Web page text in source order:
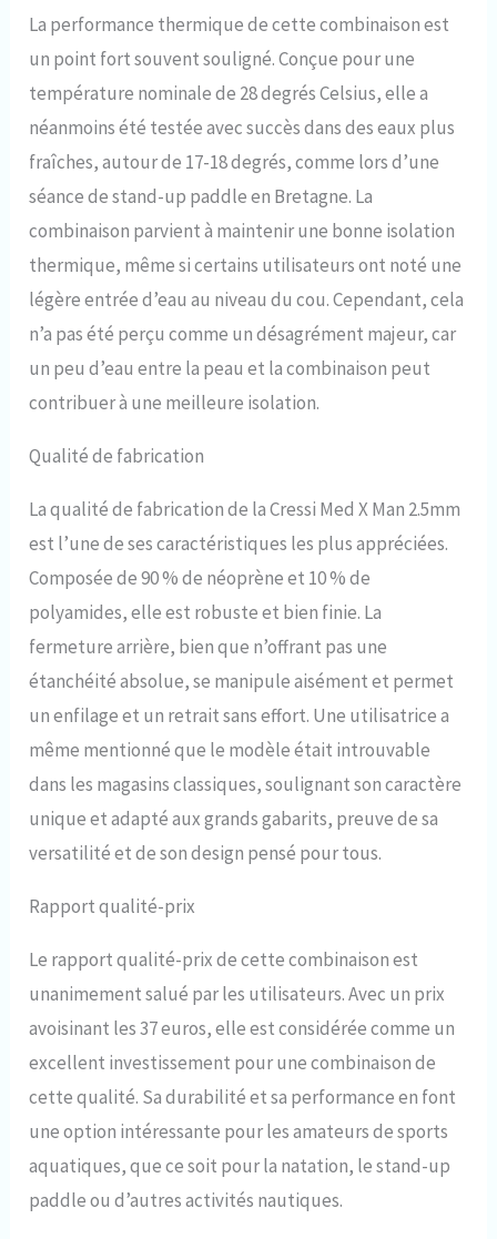
La performance thermique de cette combinaison est
un point fort souvent souligné. Conçue pour une
température nominale de 28 degrés Celsius, elle a
néanmoins été testée avec succès dans des eaux plus
fraîches, autour de 17-18 degrés, comme lors d’une
séance de stand-up paddle en Bretagne. La
combinaison parvient à maintenir une bonne isolation
thermique, même si certains utilisateurs ont noté une
légère entrée d’eau au niveau du cou. Cependant, cela
n’a pas été perçu comme un désagrément majeur, car
un peu d’eau entre la peau et la combinaison peut
contribuer à une meilleure isolation.
Qualité de fabrication
La qualité de fabrication de la Cressi Med X Man 2.5mm
est l’une de ses caractéristiques les plus appréciées.
Composée de 90 % de néoprène et 10 % de
polyamides, elle est robuste et bien finie. La
fermeture arrière, bien que n’offrant pas une
étanchéité absolue, se manipule aisément et permet
un enfilage et un retrait sans effort. Une utilisatrice a
même mentionné que le modèle était introuvable
dans les magasins classiques, soulignant son caractère
unique et adapté aux grands gabarits, preuve de sa
versatilité et de son design pensé pour tous.
Rapport qualité-prix
Le rapport qualité-prix de cette combinaison est
unanimement salué par les utilisateurs. Avec un prix
avoisinant les 37 euros, elle est considérée comme un
excellent investissement pour une combinaison de
cette qualité. Sa durabilité et sa performance en font
une option intéressante pour les amateurs de sports
aquatiques, que ce soit pour la natation, le stand-up
paddle ou d’autres activités nautiques.